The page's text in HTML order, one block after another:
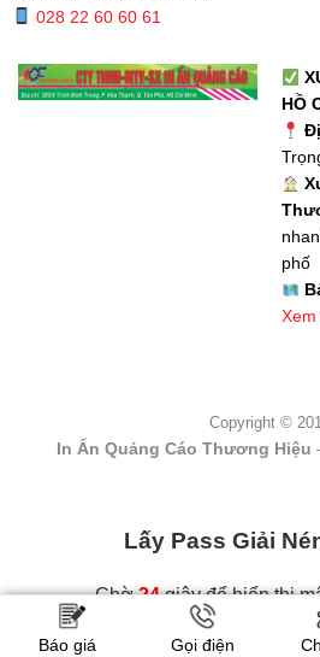
028 22 60 60 61
HỒ
phố
Copyright ©
In Ấn Quảng Cáo Thương Hiệu
Lấy Pass Giải
Chờ23giây để hiển thị
Báo giá Gọi điện